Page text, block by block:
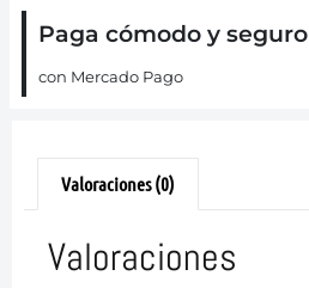
Paga cómodo y seguro
con Mercado Pago
Valoraciones (0)
Valoraciones